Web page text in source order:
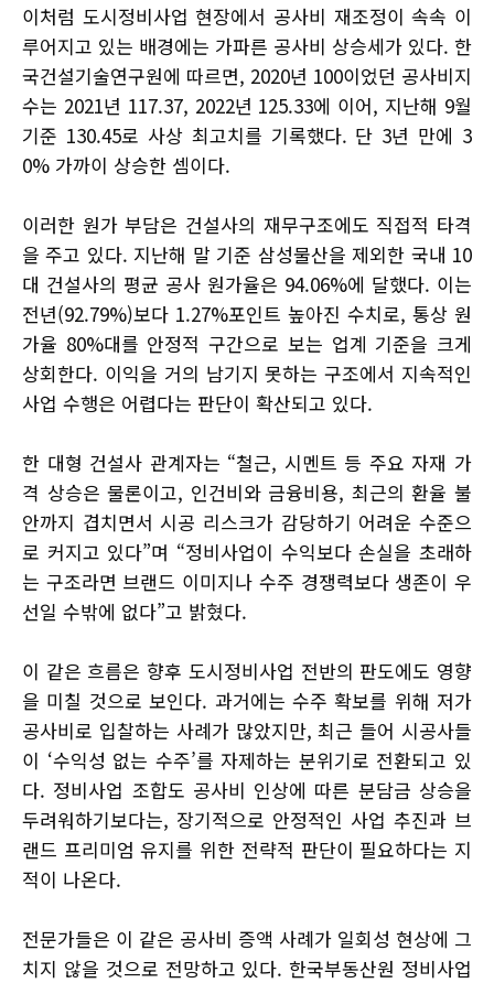
이처럼 도시정비사업 현장에서 공사비 재조정이 속속 이
루어지고 있는 배경에는 가파른 공사비 상승세가 있다. 한
국건설기술연구원에 따르면, 2020년 100이었던 공사비지
수는 2021년 117.37, 2022년 125.33에 이어, 지난해 9월
기준 130.45로 사상 최고치를 기록했다. 단 3년 만에 3
0% 가까이 상승한 셈이다.
이러한 원가 부담은 건설사의 재무구조에도 직접적 타격
을 주고 있다. 지난해 말 기준 삼성물산을 제외한 국내 10
대 건설사의 평균 공사 원가율은 94.06%에 달했다. 이는
전년(92.79%)보다 1.27%포인트 높아진 수치로, 통상 원
가율 80%대를 안정적 구간으로 보는 업계 기준을 크게
상회한다. 이익을 거의 남기지 못하는 구조에서 지속적인
사업 수행은 어렵다는 판단이 확산되고 있다.
한 대형 건설사 관계자는 “철근, 시멘트 등 주요 자재 가
격 상승은 물론이고, 인건비와 금융비용, 최근의 환율 불
안까지 겹치면서 시공 리스크가 감당하기 어려운 수준으
로 커지고 있다”며 “정비사업이 수익보다 손실을 초래하
는 구조라면 브랜드 이미지나 수주 경쟁력보다 생존이 우
선일 수밖에 없다”고 밝혔다.
이 같은 흐름은 향후 도시정비사업 전반의 판도에도 영향
을 미칠 것으로 보인다. 과거에는 수주 확보를 위해 저가
공사비로 입찰하는 사례가 많았지만, 최근 들어 시공사들
이 ‘수익성 없는 수주’를 자제하는 분위기로 전환되고 있
다. 정비사업 조합도 공사비 인상에 따른 분담금 상승을
두려워하기보다는, 장기적으로 안정적인 사업 추진과 브
랜드 프리미엄 유지를 위한 전략적 판단이 필요하다는 지
적이 나온다.
전문가들은 이 같은 공사비 증액 사례가 일회성 현상에 그
치지 않을 것으로 전망하고 있다. 한국부동산원 정비사업